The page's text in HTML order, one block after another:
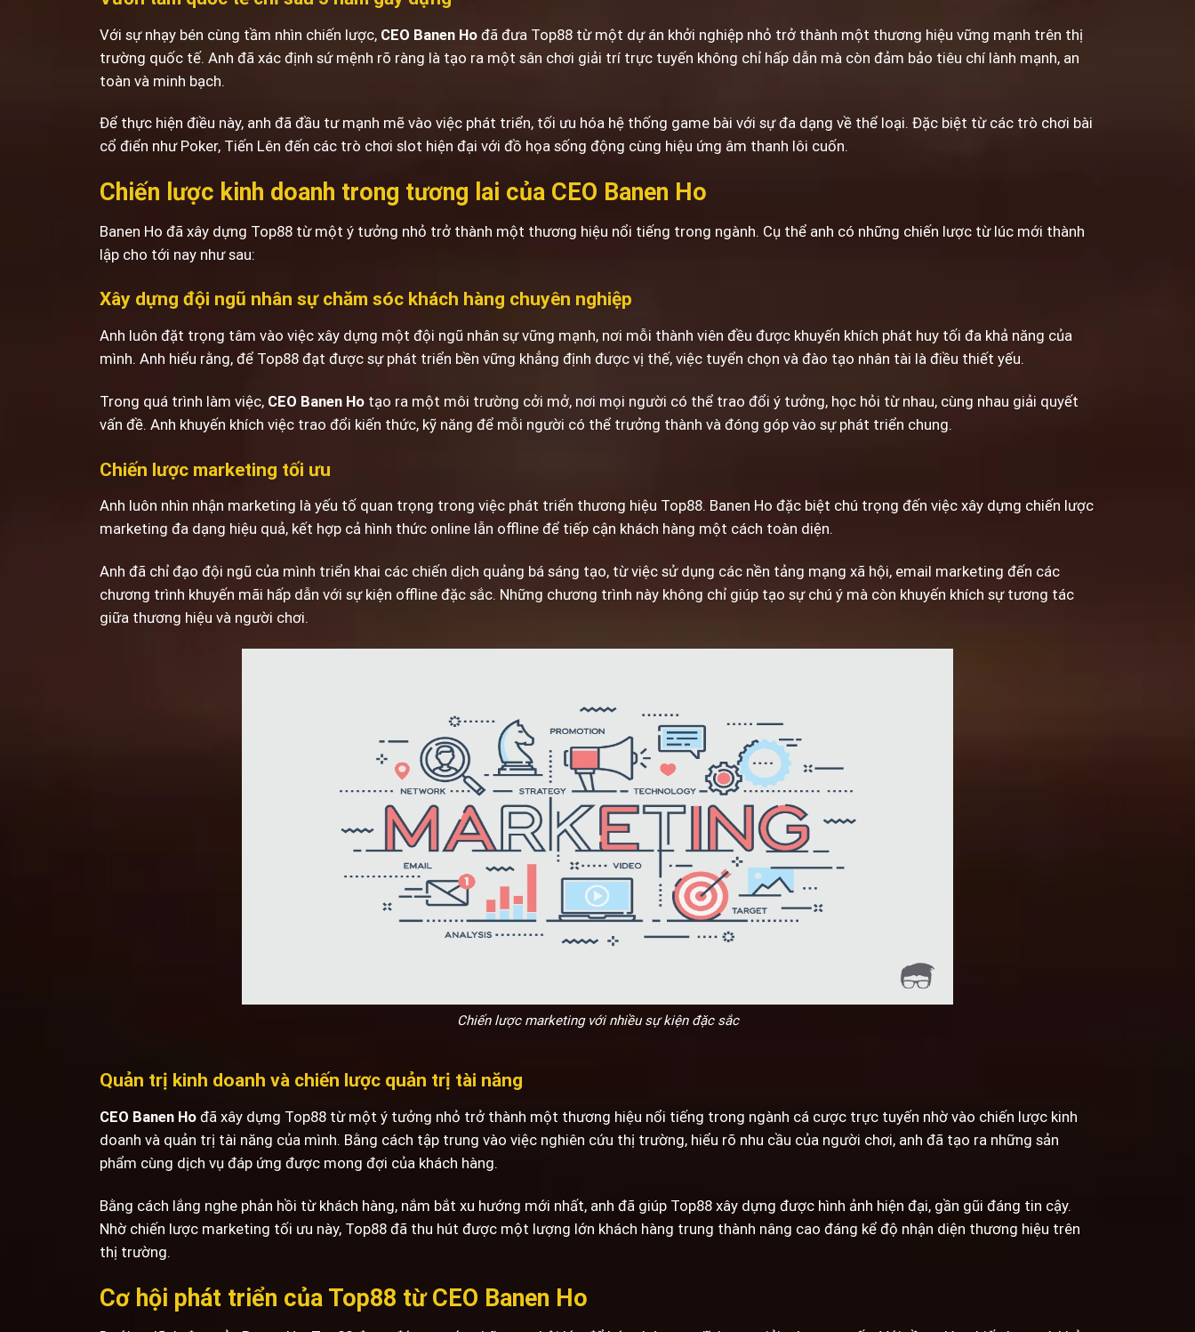
Với sự nhạy bén cùng tầm nhìn chiến lược, CEO Banen Ho đã đưa Top88 từ một dự án khởi nghiệp nhỏ trở thành một thương hiệu vững mạnh trên thị
trường quốc tế. Anh đã xác định sứ mệnh rõ ràng là tạo ra một sân chơi giải trí trực tuyến không chỉ hấp dẫn mà còn đảm bảo tiêu chí lành mạnh, an
toàn và minh bạch.
Để thực hiện điều này, anh đã đầu tư mạnh mẽ vào việc phát triển, tối ưu hóa hệ thống game bài với sự đa dạng về thể loại. Đặc biệt từ các trò chơi bài
cổ điển như Poker, Tiến Lên đến các trò chơi slot hiện đại với đồ họa sống động cùng hiệu ứng âm thanh lôi cuốn.
Chiến lược kinh doanh trong tương lai của CEO Banen Ho
Banen Ho đã xây dựng Top88 từ một ý tưởng nhỏ trở thành một thương hiệu nổi tiếng trong ngành. Cụ thể anh có những chiến lược từ lúc mới thành
lập cho tới nay như sau:
Xây dựng đội ngũ nhân sự chăm sóc khách hàng chuyên nghiệp
Anh luôn đặt trọng tâm vào việc xây dựng một đội ngũ nhân sự vững mạnh, nơi mỗi thành viên đều được khuyến khích phát huy tối đa khả năng của
mình. Anh hiểu rằng, để Top88 đạt được sự phát triển bền vững khẳng định được vị thế, việc tuyển chọn và đào tạo nhân tài là điều thiết yếu.
Trong quá trình làm việc, CEO Banen Ho tạo ra một môi trường cởi mở, nơi mọi người có thể trao đổi ý tưởng, học hỏi từ nhau, cùng nhau giải quyết
vấn đề. Anh khuyến khích việc trao đổi kiến thức, kỹ năng để mỗi người có thể trưởng thành và đóng góp vào sự phát triển chung.
Chiến lược marketing tối ưu
Anh luôn nhìn nhận marketing là yếu tố quan trọng trong việc phát triển thương hiệu Top88. Banen Ho đặc biệt chú trọng đến việc xây dựng chiến lược
marketing đa dạng hiệu quả, kết hợp cả hình thức online lẫn offline để tiếp cận khách hàng một cách toàn diện.
Anh đã chỉ đạo đội ngũ của mình triển khai các chiến dịch quảng bá sáng tạo, từ việc sử dụng các nền tảng mạng xã hội, email marketing đến các
chương trình khuyến mãi hấp dẫn với sự kiện offline đặc sắc. Những chương trình này không chỉ giúp tạo sự chú ý mà còn khuyến khích sự tương tác
giữa thương hiệu và người chơi.
Chiến lược marketing với nhiều sự kiện đặc sắc
Quản trị kinh doanh và chiến lược quản trị tài năng
CEO Banen Ho đã xây dựng Top88 từ một ý tưởng nhỏ trở thành một thương hiệu nổi tiếng trong ngành cá cược trực tuyến nhờ vào chiến lược kinh
doanh và quản trị tài năng của mình. Bằng cách tập trung vào việc nghiên cứu thị trường, hiểu rõ nhu cầu của người chơi, anh đã tạo ra những sản
phẩm cùng dịch vụ đáp ứng được mong đợi của khách hàng.
Bằng cách lắng nghe phản hồi từ khách hàng, nắm bắt xu hướng mới nhất, anh đã giúp Top88 xây dựng được hình ảnh hiện đại, gần gũi đáng tin cậy.
Nhờ chiến lược marketing tối ưu này, Top88 đã thu hút được một lượng lớn khách hàng trung thành nâng cao đáng kể độ nhận diện thương hiệu trên
thị trường.
Cơ hội phát triển của Top88 từ CEO Banen Ho